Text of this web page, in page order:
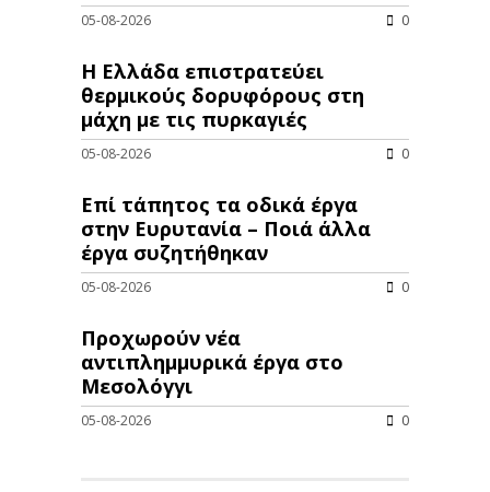
05-08-2026 0
Η Ελλάδα επιστρατεύει
θερμικούς δορυφόρους στη
μάχη με τις πυρκαγιές
05-08-2026 0
Επί τάπητος τα οδικά έργα
στην Ευρυτανία – Ποιά άλλα
έργα συζητήθηκαν
05-08-2026 0
Προχωρούν νέα
αντιπλημμυρικά έργα στο
Μεσολόγγι
05-08-2026 0